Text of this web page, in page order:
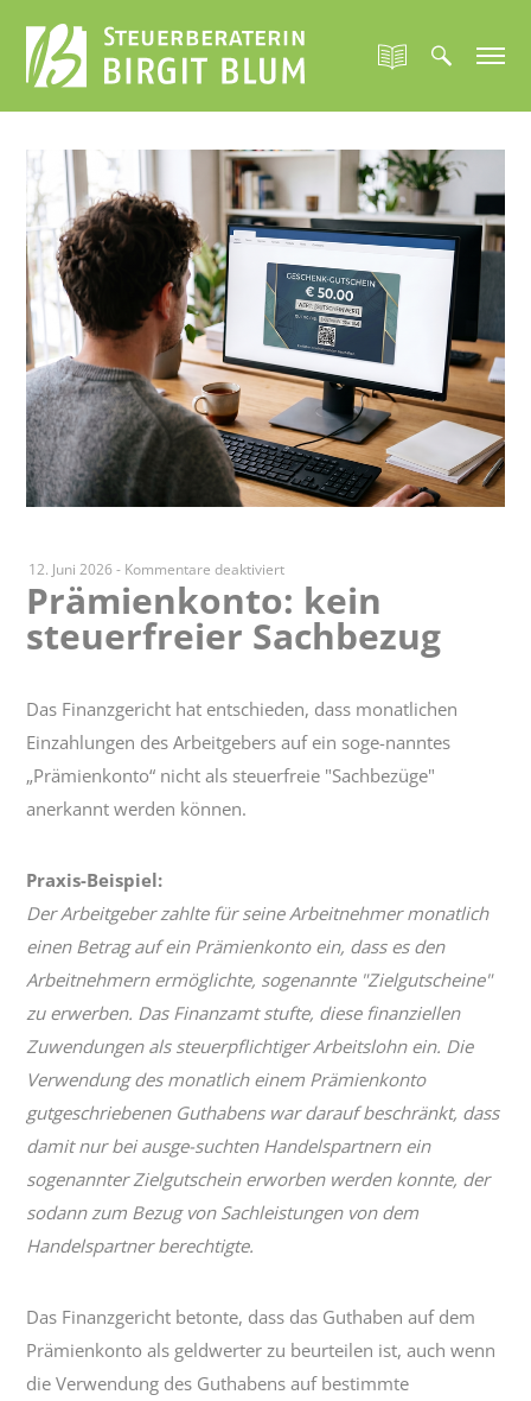
12. Juni 2026 - Kommentare deaktiviertfür
Prämienkonto:
steuerfreier
Prämienkonto: kein
steuerfreier Sachbezug
Das Finanzgericht hat entschieden, dass monatlichen
Einzahlungen des Arbeitgebers auf ein soge-nanntes
„Prämienkonto“ nicht als steuerfreie "Sachbezüge"
anerkannt werden können.
Praxis-Beispiel:
Der Arbeitgeber zahlte für seine Arbeitnehmer monatlich
einen Betrag auf ein Prämienkonto ein, dass es den
Arbeitnehmern ermöglichte, sogenannte "Zielgutscheine"
zu erwerben. Das Finanzamt stufte, diese finanziellen
Zuwendungen als steuerpflichtiger Arbeitslohn ein. Die
Verwendung des monatlich einem Prämienkonto
gutgeschriebenen Guthabens war darauf beschränkt, dass
damit nur bei ausge-suchten Handelspartnern ein
sogenannter Zielgutschein erworben werden konnte, der
sodann zum Bezug von Sachleistungen von dem
Handelspartner berechtigte.
Das Finanzgericht betonte, dass das Guthaben auf dem
Prämienkonto als geldwerter zu beurteilen ist, auch wenn
die Verwendung des Guthabens auf bestimmte